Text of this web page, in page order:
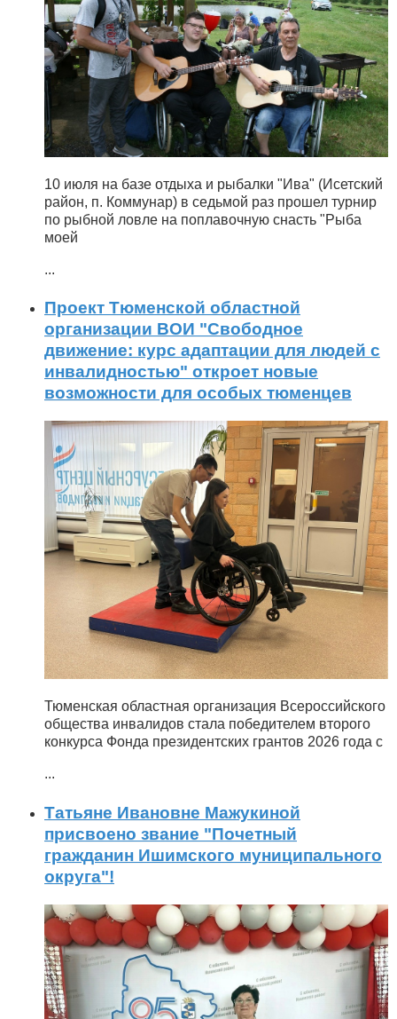
10 июля на базе отдыха и рыбалки "Ива" (Исетский
район, п. Коммунар) в седьмой раз прошел турнир
по рыбной ловле на поплавочную снасть "Рыба
моей
...
Проект Тюменской областной
организации ВОИ "Свободное
движение: курс адаптации для людей с
инвалидностью" откроет новые
возможности для особых тюменцев
Тюменская областная организация Всероссийского
общества инвалидов стала победителем второго
конкурса Фонда президентских грантов 2026 года с
...
Татьяне Ивановне Мажукиной
присвоено звание "Почетный
гражданин Ишимского муниципального
округа"!